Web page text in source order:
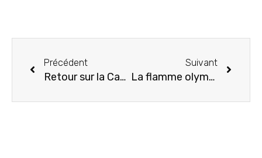
Précédent
Retour sur la Cap-Martinique
Suivant
La flamme olympique en Martinique !